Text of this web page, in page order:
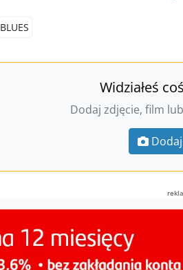
BLUES
Widziałeś
Dodaj zdjęcie, film